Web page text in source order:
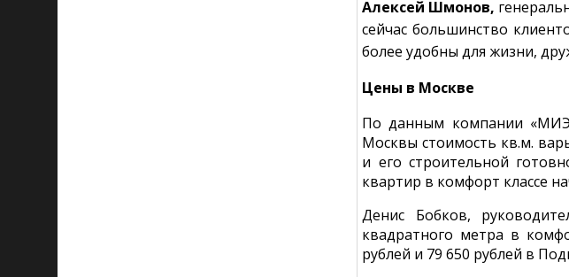
Алексей Шмонов,
сейчас большинство
более удобны для жизни,
Цены в Москве
По данным компании
Москвы стоимость кв.м.
и его строительной
квартир в комфорт классе
Денис Бобков,
квадратного метра в
рублей и 79 650 рублей в